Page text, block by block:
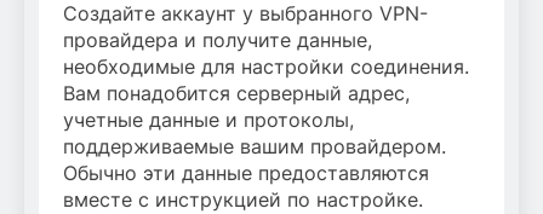
Создайте аккаунт у выбранного VPN-
провайдера и получите данные,
необходимые для настройки соединения.
Вам понадобится серверный адрес,
учетные данные и протоколы,
поддерживаемые вашим провайдером.
Обычно эти данные предоставляются
вместе с инструкцией по настройке.